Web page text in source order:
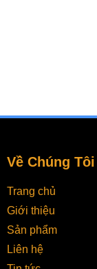
Về Chúng Tôi
Trang chủ
Giới thiệu
Sản phẩm
Liên hệ